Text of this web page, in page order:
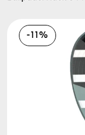
-11%